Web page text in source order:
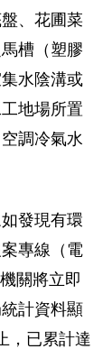
、花圃菜
槽（塑膠
水陰溝或
地場所置
調冷氣水
發現有環
專線（電
關將立即
計資料顯
，已累計達